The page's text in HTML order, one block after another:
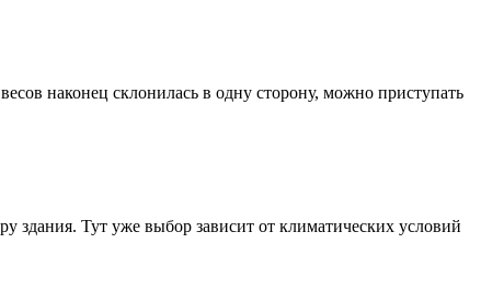
наконец склонилась в одну сторону, можно приступать
здания. Тут уже выбор зависит от климатических условий